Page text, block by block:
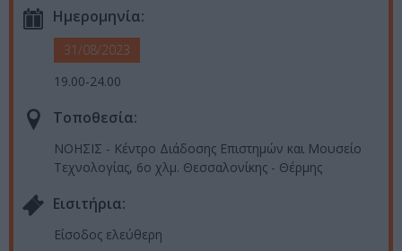
Ημερομηνία:
31/08/2023
19.00-24.00
Τοποθεσία:
ΝΟΗΣΙΣ - Κέντρο Διάδοσης Επιστημών και Μουσείο
Τεχνολογίας, 6o χλμ. Θεσσαλονίκης - Θέρμης
Eισιτήρια:
Είσοδος ελεύθερη